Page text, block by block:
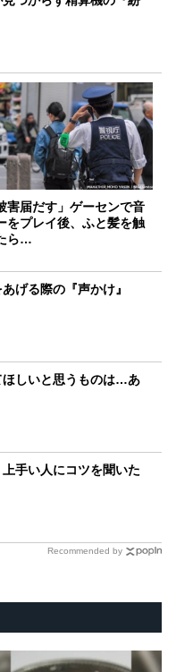
害届だす」ゲーセンで音
をプレイ後、ふと髪を触
ら…
げる際の『声かけ』
ほしいと思うものは…あ
手い人にコツを聞いた
Recommended by